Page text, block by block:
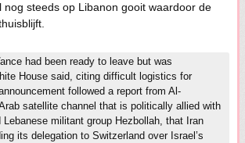
nog steeds op Libanon gooit waardoor de
had been ready to leave but was
House said, citing difficult logistics for
followed a report from Al-
satellite channel that is politically allied with
Lebanese militant group Hezbollah, that Iran
its delegation to Switzerland over Israel’s